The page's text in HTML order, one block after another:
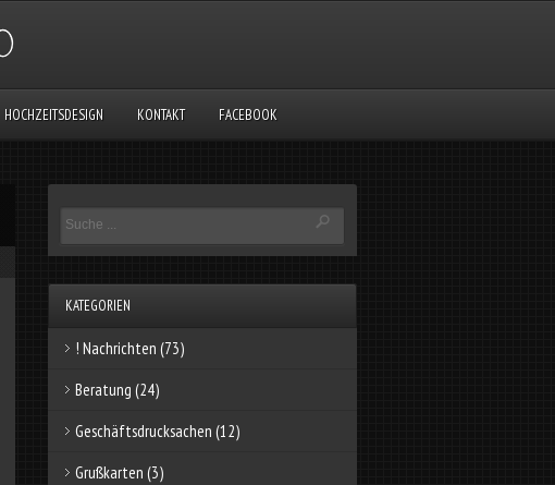
HOCHZEITSDESIGN KONTAKT FACEBOOK
KATEGORIEN
! Nachrichten (73)
Beratung (24)
Geschäftsdrucksachen (12)
Grußkarten (3)